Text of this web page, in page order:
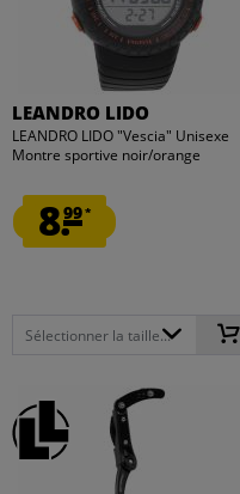
LEANDRO LIDO
LEANDRO LIDO "Vescia" Unisexe
Montre sportive noir/orange
8.99*
Sélectionner la taille...